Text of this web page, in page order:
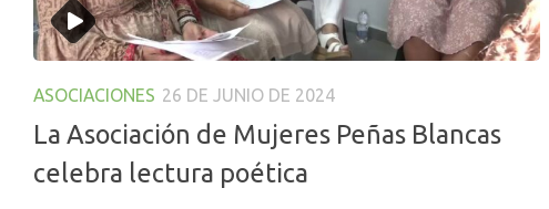
ASOCIACIONES 26 DE JUNIO DE 2024
La Asociación de Mujeres Peñas Blancas
celebra lectura poética